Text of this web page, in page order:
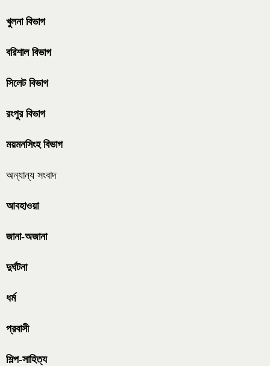
খুলনা বিভাগ
বরিশাল বিভাগ
সিলেট বিভাগ
রংপুর বিভাগ
ময়মনসিংহ বিভাগ
অন্যান্য সংবাদ
আবহাওয়া
জানা-অজানা
দুর্ঘটনা
ধর্ম
প্রবাসী
শিল্প-সাহিত্য